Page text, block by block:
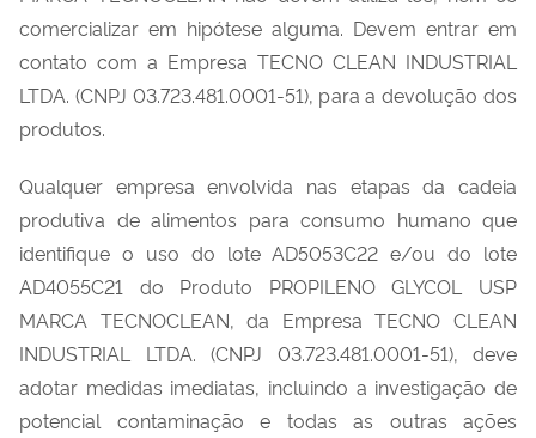
comercializar em hipótese alguma. Devem entrar em
contato com a Empresa TECNO CLEAN INDUSTRIAL
LTDA. (CNPJ 03.723.481.0001-51), para a devolução dos
produtos.
Qualquer empresa envolvida nas etapas da cadeia
produtiva de alimentos para consumo humano que
identifique o uso do lote AD5053C22 e/ou do lote
AD4055C21 do Produto PROPILENO GLYCOL USP
MARCA TECNOCLEAN, da Empresa TECNO CLEAN
INDUSTRIAL LTDA. (CNPJ 03.723.481.0001-51), deve
adotar medidas imediatas, incluindo a investigação de
potencial contaminação e todas as outras ações